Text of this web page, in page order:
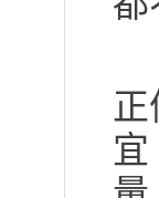
宜